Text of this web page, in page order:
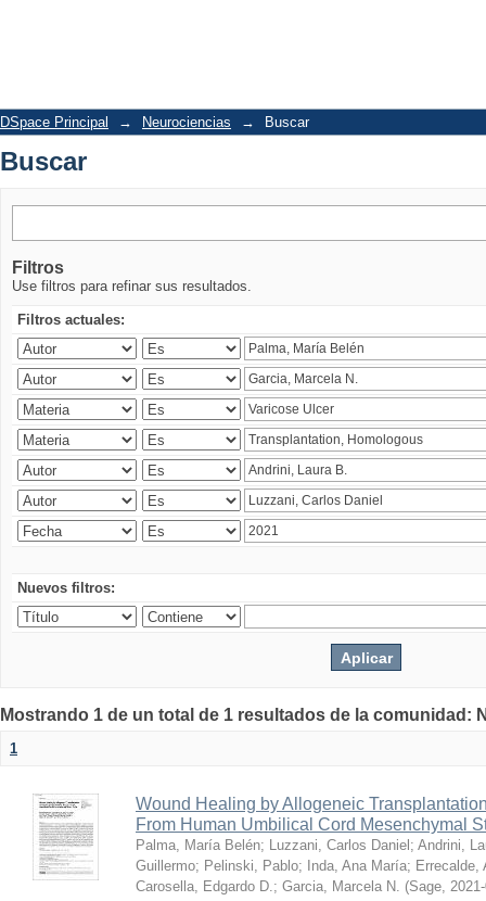
DSpace Principal → Neurociencias → Buscar
Buscar
Filtros
Use filtros para refinar sus resultados.
Filtros actuales:
Nuevos filtros:
Mostrando 1 de un total de 1 resultados de la comunidad:
1
Wound Healing by Allogeneic
From Human Umbilical Cord Mesenchymal
Palma, María Belén; Luzzani, Carlos Daniel ; Andrini,
Guillermo; Pelinski, Pablo; Inda, Ana María; Errecalde,
Carosella, Edgardo D.; Garcia, Marcela N. (Sage,